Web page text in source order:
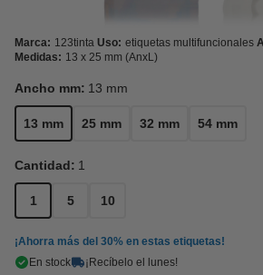
Marca: 123tinta Uso: etiquetas multifuncionales
Medidas: 13 x 25 mm (AnxL)
Ancho mm: 13 mm
13 mm 25 mm 32 mm 54 mm
Cantidad: 1
1 5 10
¡Ahorra más del 30% en estas etiquetas!
En stock
¡Recíbelo el lunes!